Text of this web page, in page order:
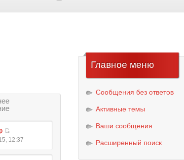
12:37
Главное меню
Сообщения без ответов
Активные темы
Ваши сообщения
Расширенный поиск